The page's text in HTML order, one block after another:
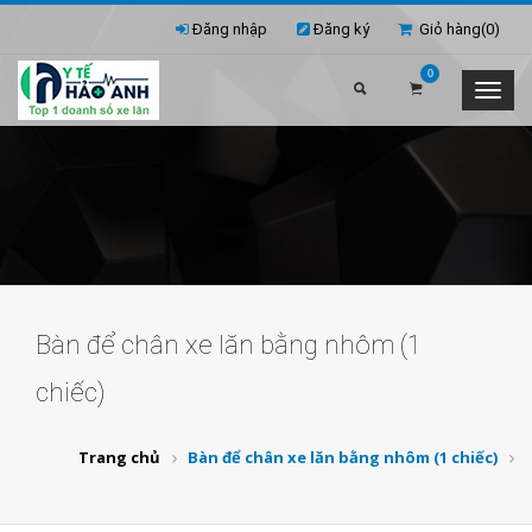
Giỏ hàng(0)
Đăng nhập Đăng ký
0
Bàn để chân xe lăn bằng nhôm (1
chiếc)
Trang chủ Bàn để chân xe lăn bằng nhôm (1 chiếc)